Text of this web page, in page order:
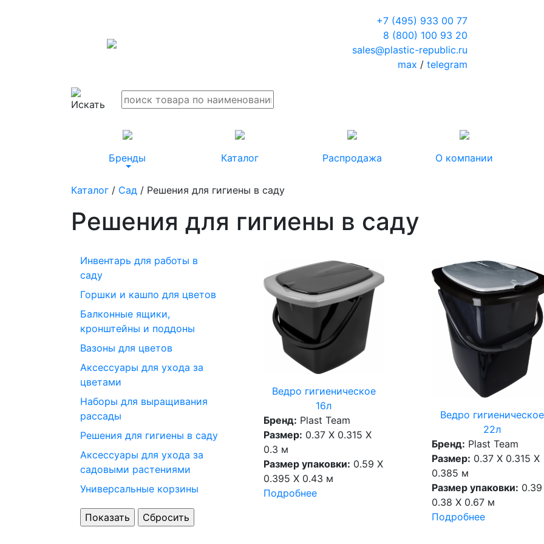
+7 (495) 933 00 77
8 (800) 100 93 20
sales@plastic-republic.ru
max / telegram
Бренды Каталог Распродажа О компании
Каталог / Сад / Решения для гигиены в саду
Решения для гигиены в саду
Инвентарь для работы в
саду
Горшки и кашпо для цветов
Балконные ящики,
кронштейны и поддоны
Вазоны для цветов
Аксессуары для ухода за
цветами
Наборы для выращивания
рассады
Решения для гигиены в саду
Аксессуары для ухода за
садовыми растениями
Универсальные корзины
Ведро гигиеническое
16л
Бренд: Plast Team
Размер: 0.37 X 0.315 X
0.3 м
Размер упаковки: 0.59 X
0.395 X 0.43 м
Подробнее
Ведро гигиеническое
22л
Бренд: Plast Team
Размер: 0.37 X 0.315 X
0.385 м
Размер упаковки: 0.39
0.38 X 0.67 м
Подробнее